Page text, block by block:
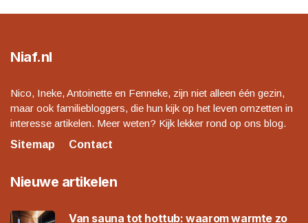
Niaf.nl
Nico, Ineke, Antoinette en Fenneke, zijn niet alleen één gezin,
maar ook familiebloggers, die hun kijk op het leven omzetten in
interesse artikelen. Meer weten? Kijk lekker rond op ons blog.
Sitemap
Contact
Nieuwe artikelen
Van sauna tot hottub: waarom warmte zo